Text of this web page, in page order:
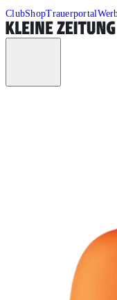
ClubShopTrauerportal